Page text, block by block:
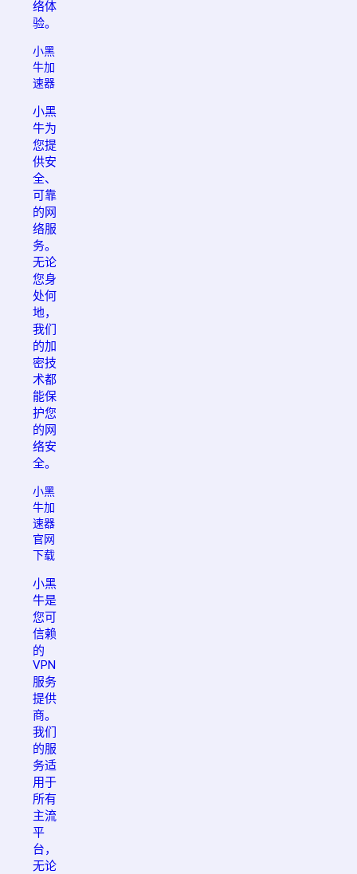
络体
验。
小黑
牛加
速器
小黑
牛为
您提
供安
全、
可靠
的网
络服
务。
无论
您身
处何
地，
我们
的加
密技
术都
能保
护您
的网
络安
全。
小黑
牛加
速器
官网
下载
小黑
牛是
您可
信赖
的
VPN
服务
提供
商。
我们
的服
务适
用于
所有
主流
平
台，
无论